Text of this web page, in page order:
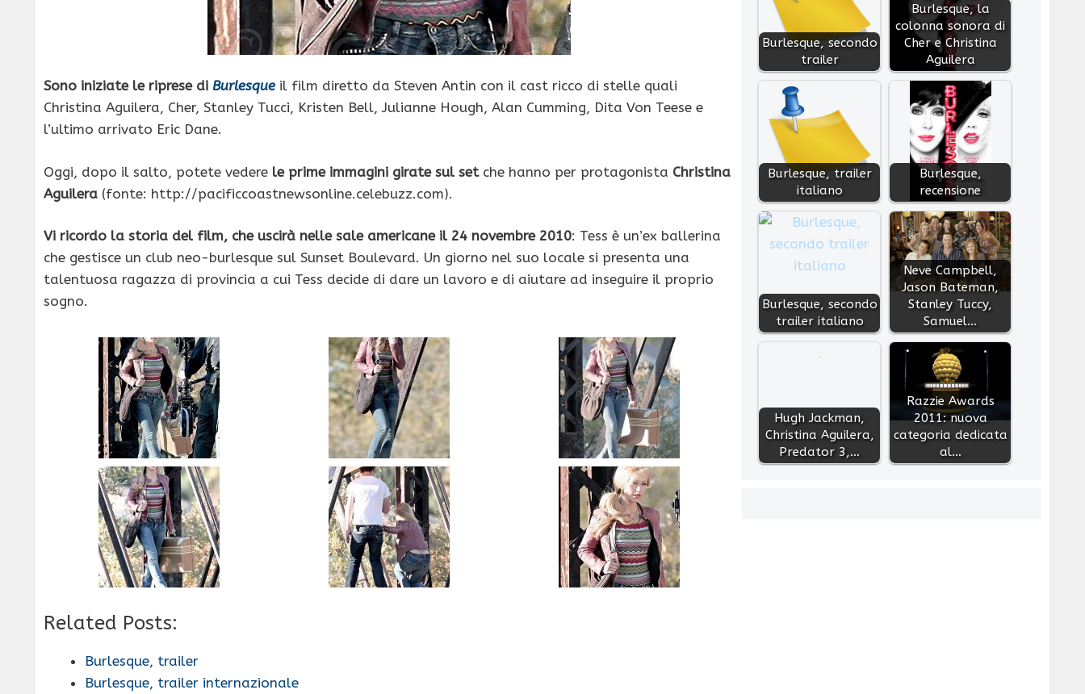
Sono iniziate le riprese di Burlesqueil film diretto da Steven Antin con il cast ricco di stelle quali
Christina Aguilera, Cher, Stanley Tucci, Kristen Bell, Julianne Hough, Alan Cumming, Dita Von Teese e
l’ultimo arrivato Eric Dane.
Oggi, dopo il salto, potete vedere le prime immagini girate sul setche hanno per protagonista Christina
Aguilera (fonte: http://pacificcoastnewsonline.celebuzz.com).
Vi ricordo la storia del film, che uscirà nelle sale americane il 24 novembre 2010: Tess è un’ex ballerina
che gestisce un club neo-burlesque sul Sunset Boulevard. Un giorno nel suo locale si presenta una
talentuosa ragazza di provincia a cui Tess decide di dare un lavoro e di aiutare ad inseguire il proprio
sogno.
Related Posts:
Burlesque, trailer
Burlesque, trailer internazionale
Burlesque, secondo
trailer
Burlesque, la
colonna sonora di
Cher e Christina
Aguilera
Burlesque, trailer
italiano
Burlesque,
recensione
Burlesque, secondo
trailer italiano
Neve Campbell,
Jason Bateman,
Stanley Tuccy,
Samuel…
Hugh Jackman,
Christina Aguilera,
Predator 3,…
Razzie Awards
2011: nuova
categoria dedicata
al…